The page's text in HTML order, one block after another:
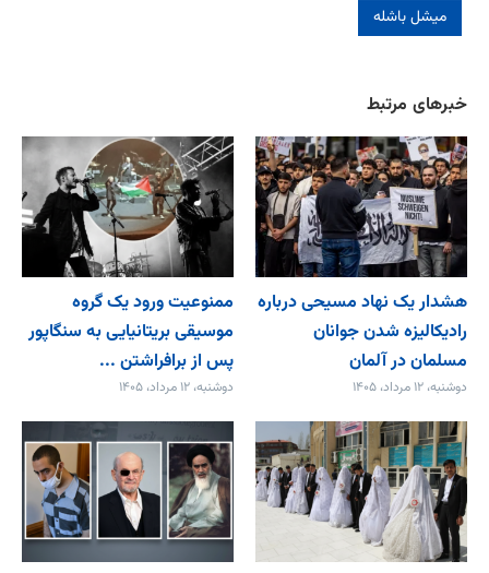
میشل باشله
خبرهای مرتبط
هشدار یک نهاد مسیحی درباره
رادیکالیزه شدن جوانان
مسلمان در آلمان
دوشنبه، ۱۲ مرداد، ۱۴۰۵
ممنوعیت ورود یک گروه
موسیقی بریتانیایی به سنگاپور
پس از برافراشتن ...
دوشنبه، ۱۲ مرداد، ۱۴۰۵